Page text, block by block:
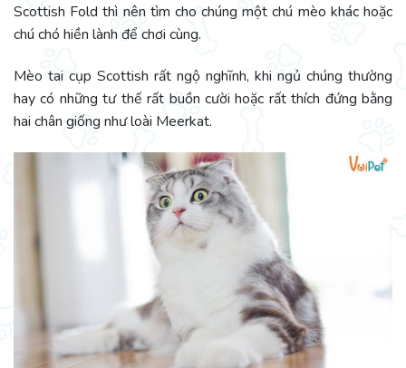
Scottish Fold thì nên tìm cho chúng một chú mèo khác hoặc
chú chó hiền lành để chơi cùng.
Mèo tai cụp Scottish rất ngộ nghĩnh, khi ngủ chúng thường
hay có những tư thế rất buồn cười hoặc rất thích đứng bằng
hai chân giống như loài Meerkat.